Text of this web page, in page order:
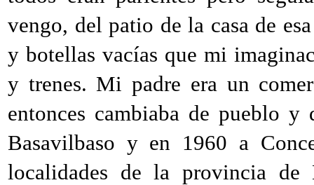
vengo, del patio de la casa de
y botellas vacías que mi
y trenes. Mi padre era un
entonces cambiaba de pueblo
Basavilbaso y en 1960 a
localidades de la provincia